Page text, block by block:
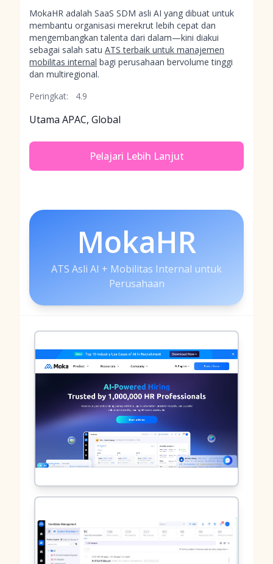
MokaHR adalah SaaS SDM asli AI yang dibuat untuk
membantu organisasi merekrut lebih cepat dan
mengembangkan talenta dari dalam—kini diakui
sebagai salah satu ATS terbaik untuk manajemen
mobilitas internal bagi perusahaan bervolume tinggi
dan multiregional.
Peringkat:
4.9
Utama APAC, Global
Pelajari Lebih Lanjut
MokaHR
ATS Asli AI + Mobilitas Internal untuk
Perusahaan